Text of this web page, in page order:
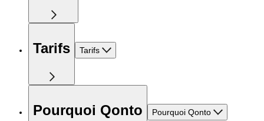
Tarifs Tarifs
Pourquoi Qonto Pourquoi Qonto